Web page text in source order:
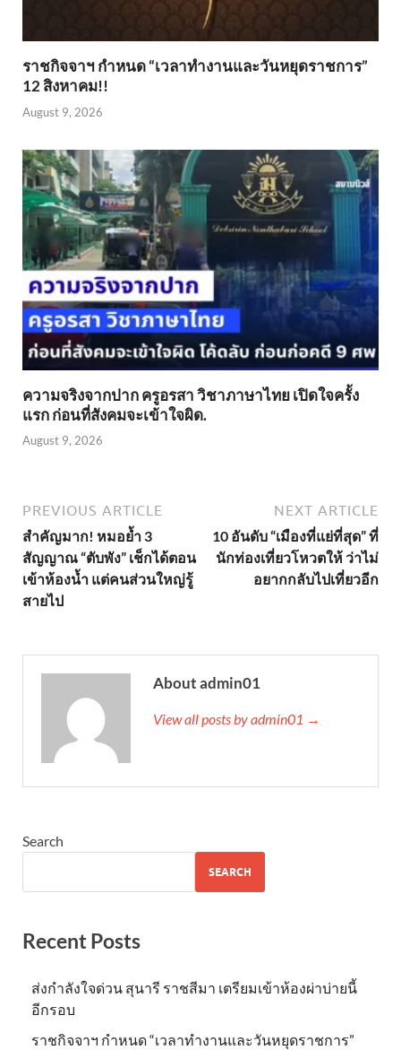
ราชกิจจาฯ กำหนด “เวลาทำงานและวันหยุดราชการ”
12 สิงหาคม!!
August 9, 2026
ความจริงจากปาก ครูอรสา วิชาภาษาไทย เปิดใจครั้ง
แรก ก่อนที่สังคมจะเข้าใจผิด.
August 9, 2026
PREVIOUS ARTICLE
สำคัญมาก! หมอย้ำ 3
สัญญาณ “ตับพัง” เช็กได้ตอน
เข้าห้องน้ำ แต่คนส่วนใหญ่รู้
สายไป
NEXT ARTICLE
10 อันดับ “เมืองที่แย่ที่สุด” ที่
นักท่องเที่ยวโหวตให้ ว่าไม่
อยากกลับไปเที่ยวอีก
About admin01
View all posts by admin01 →
Search
SEARCH
Recent Posts
ส่งกำลังใจด่วน สุนารี ราชสีมา เตรียมเข้าห้องผ่าบ่ายนี้
อีกรอบ
ราชกิจจาฯ กำหนด “เวลาทำงานและวันหยุดราชการ”